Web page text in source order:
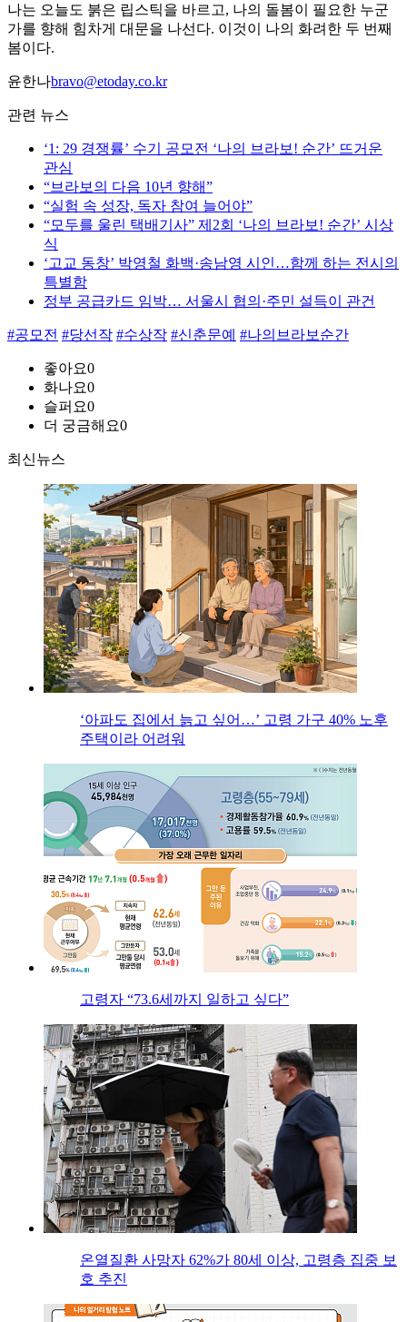
나는 오늘도 붉은 립스틱을 바르고, 나의 돌봄이 필요한 누군
가를 향해 힘차게 대문을 나선다. 이것이 나의 화려한 두 번째
봄이다.
윤한나bravo@etoday.co.kr
관련 뉴스
‘1: 29 경쟁률’ 수기 공모전 ‘나의 브라보! 순간’ 뜨거운
관심
“브라보의 다음 10년 향해”
“실험 속 성장, 독자 참여 늘어야”
“모두를 울린 택배기사” 제2회 ‘나의 브라보! 순간’ 시상
식
‘고교 동창’ 박영철 화백·송남영 시인…함께 하는 전시의
특별함
정부 공급카드 임박… 서울시 협의·주민 설득이 관건
#공모전 #당선작 #수상작 #신춘문예 #나의브라보순간
좋아요0
화나요0
슬퍼요0
더 궁금해요0
최신뉴스
‘아파도 집에서 늙고 싶어…’ 고령 가구 40% 노후
주택이라 어려워
고령자 “73.6세까지 일하고 싶다”
온열질환 사망자 62%가 80세 이상, 고령층 집중 보
호 추진